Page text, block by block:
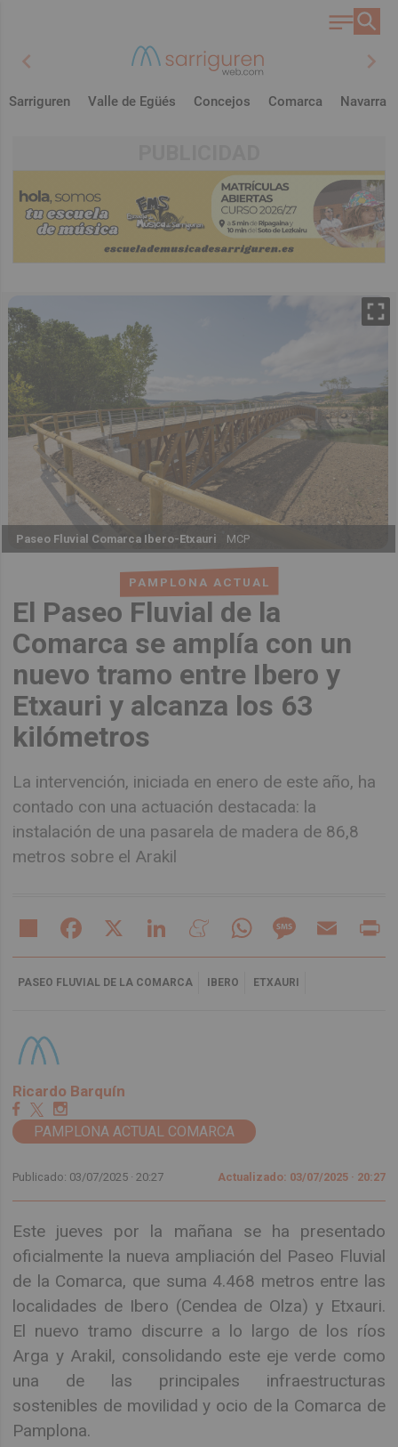
chevron_left chevron_right
Sarriguren Valle de Egüés Concejos Comarca Navarra
PAMPLONA ACTUAL
El Paseo Fluvial de la
Comarca se amplía con un
nuevo tramo entre Ibero y
Etxauri y alcanza los 63
kilómetros
La intervención, iniciada en enero de este año, ha
contado con una actuación destacada: la
instalación de una pasarela de madera de 86,8
metros sobre el Arakil
Paseo Fluvial Comarca Ibero-Etxauri MCP
Share Facebook LinkedIn MeneameWhatsAppMessageEmail
PASEO FLUVIAL DE LA COMARCA IBERO ETXAURI
Ricardo Barquín
PAMPLONA ACTUAL COMARCA
Publicado: 03/07/2025 ·20:27 Actualizado: 03/07/2025 · 20:27
Este jueves por la mañana se ha presentado
oficialmente la nueva ampliación del Paseo Fluvial
de la Comarca, que suma 4.468 metros entre las
localidades de Ibero (Cendea de Olza) y Etxauri.
El nuevo tramo discurre a lo largo de los ríos
Arga y Arakil, consolidando este eje verde como
una de las principales infraestructuras
sostenibles de movilidad y ocio de la Comarca de
Pamplona.